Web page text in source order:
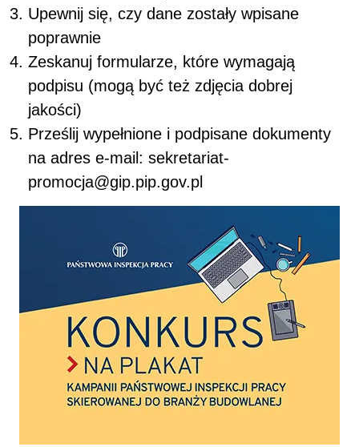
Upewnij się, czy dane zostały wpisane
poprawnie
Zeskanuj formularze, które wymagają
podpisu (mogą być też zdjęcia dobrej
jakości)
Prześlij wypełnione i podpisane dokumenty
na adres e-mail: sekretariat-
promocja@gip.pip.gov.pl